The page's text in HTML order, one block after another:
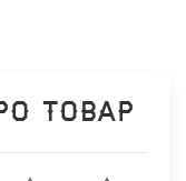
товар